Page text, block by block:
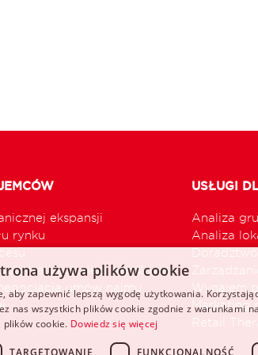
ekspansji
rynku
sieci handlowej
umów najmu
USŁUGI
Analiza
Analiza
Wynajem
Marketing
Retail
używa plików cookie
aby zapewnić lepszą wygodę użytkowania.
nas wszystkich plików cookie zgodnie z warunkami
plików cookie. Dowiedz się więcej
TARGETOWANIE FUNKCJONALNOŚĆ